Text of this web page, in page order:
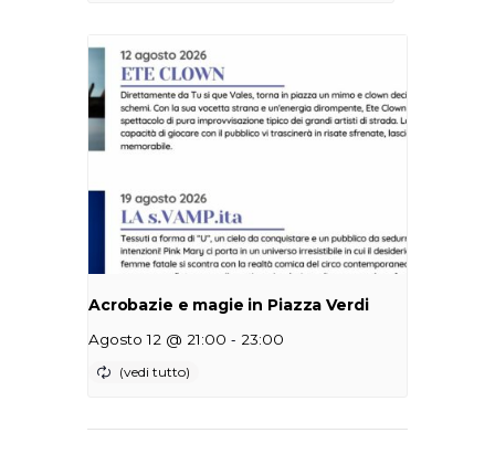
Acrobazie e magie in Piazza Verdi
Agosto 12 @ 21:00 - 23:00